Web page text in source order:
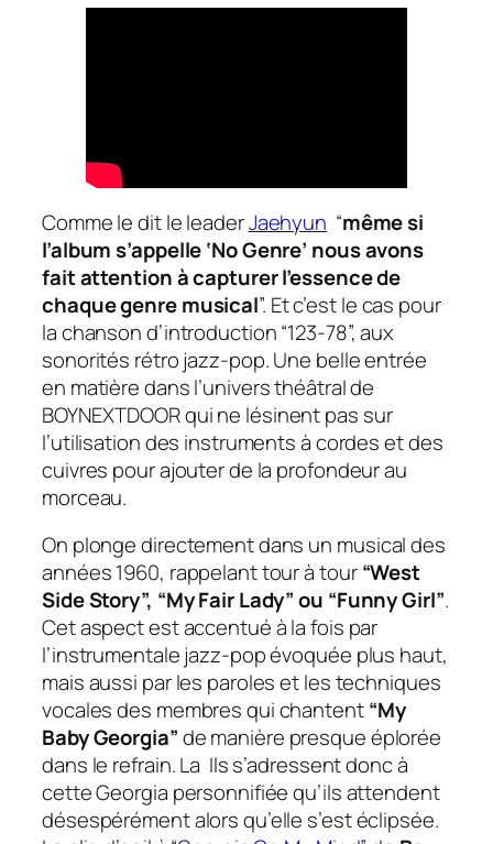
Comme le dit le leaderJaehyun “même si
l’album s’appelle ‘No Genre’ nous avons
fait attention à capturer l’essence de
chaque genre musical”. Et c’est le cas pour
la chanson d’introduction “123-78”, aux
sonorités rétro jazz-pop. Une belle entrée
en matière dans l’univers théâtral de
BOYNEXTDOOR qui ne lésinent pas sur
l’utilisation des instruments à cordes et des
cuivres pour ajouter de la profondeur au
morceau.
On plonge directement dans un musicaldes
années 1960, rappelant tour à tour“West
Side Story”, “My Fair Lady” ou “Funny Girl”.
Cet aspect est accentué à la fois par
l’instrumentale jazz-pop évoquée plus haut,
mais aussi par les paroles et les techniques
vocales des membres qui chantent“My
Baby Georgia”de manière presque éplorée
dans le refrain. La Ils s’adressent donc à
cette Georgia personnifiée qu’ils attendent
désespérément alors qu’elle s’est éclipsée.